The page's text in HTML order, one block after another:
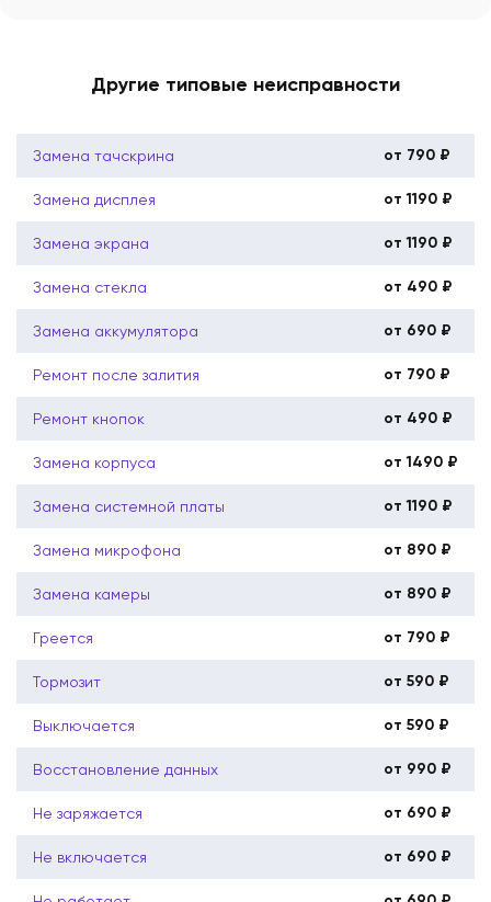
Другие типовые неисправности
Замена тачскрина от 790 ₽
Замена дисплея от 1190 ₽
Замена экрана от 1190 ₽
Замена стекла от 490 ₽
Замена аккумулятора от 690 ₽
Ремонт после залития от 790 ₽
Ремонт кнопок от 490 ₽
Замена корпуса от 1490 ₽
Замена системной платы от 1190 ₽
Замена микрофона от 890 ₽
Замена камеры от 890 ₽
Греется от 790 ₽
Тормозит от 590 ₽
Выключается от 590 ₽
Восстановление данных от 990 ₽
Не заряжается от 690 ₽
Не включается от 690 ₽